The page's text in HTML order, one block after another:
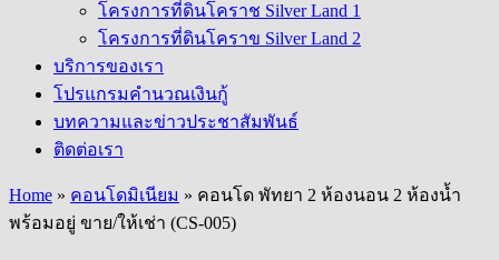
โครงการที่ดินโคราช Silver Land 1
โครงการที่ดินโคราข Silver Land 2
บริการของเรา
โปรแกรมคำนวณเงินกู้
บทความและข่าวประชาสัมพันธ์
ติดต่อเรา
Home » คอนโดมิเนียม » คอนโด พัทยา 2 ห้องนอน 2 ห้องน้ำ
พร้อมอยู่ ขาย/ให้เช่า (CS-005)